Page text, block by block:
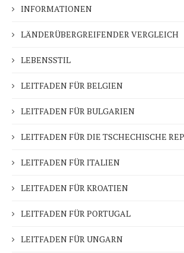
INFORMATIONEN
LÄNDERÜBERGREIFENDER VERGLEICH
LEBENSSTIL
LEITFADEN FÜR BELGIEN
LEITFADEN FÜR BULGARIEN
LEITFADEN FÜR DIE TSCHECHISCHE
LEITFADEN FÜR ITALIEN
LEITFADEN FÜR KROATIEN
LEITFADEN FÜR PORTUGAL
LEITFADEN FÜR UNGARN